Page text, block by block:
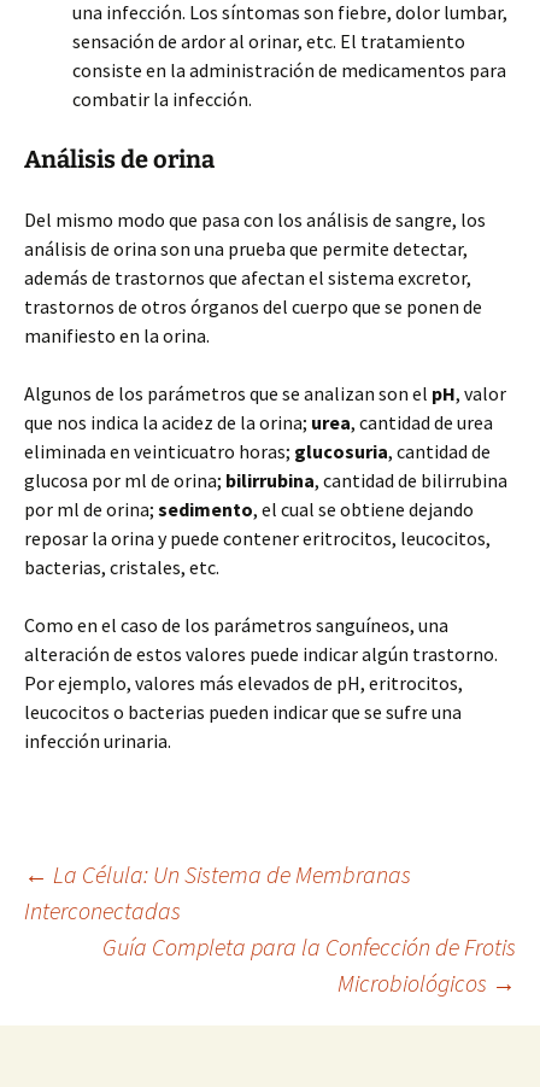
una infección. Los síntomas son fiebre, dolor lumbar,
sensación de ardor al orinar, etc. El tratamiento
consiste en la administración de medicamentos para
combatir la infección.
Análisis de orina
Del mismo modo que pasa con los análisis de sangre, los
análisis de orina son una prueba que permite detectar,
además de trastornos que afectan el sistema excretor,
trastornos de otros órganos del cuerpo que se ponen de
manifiesto en la orina.
Algunos de los parámetros que se analizan son el pH, valor
que nos indica la acidez de la orina; urea, cantidad de urea
eliminada en veinticuatro horas; glucosuria, cantidad de
glucosa por ml de orina; bilirrubina, cantidad de bilirrubina
por ml de orina; sedimento, el cual se obtiene dejando
reposar la orina y puede contener eritrocitos, leucocitos,
bacterias, cristales, etc.
Como en el caso de los parámetros sanguíneos, una
alteración de estos valores puede indicar algún trastorno.
Por ejemplo, valores más elevados de pH, eritrocitos,
leucocitos o bacterias pueden indicar que se sufre una
infección urinaria.
Navegación
entradas
← La Célula: Un Sistema de Membranas
Interconectadas
Guía Completa para la Confección de Frotis
Microbiológicos →